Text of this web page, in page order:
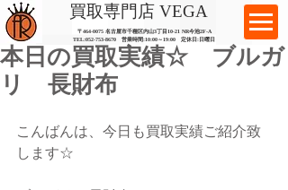
​買取専門店 VEGA
〒464-0075 名古屋市千種区内山3丁目10-21 ​ NR今池2F-A​
TEL:052-753-8670 営業時間:10:00～19:00​ 定休日:日曜日
本日の買取実績☆ ブルガ
リ 長財布
こんばんは、今日も買取実績ご紹介致
します☆